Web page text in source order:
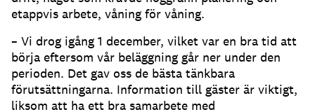
etappvis arbete, våning för våning.
– Vi drog igång 1 december, vilket var en bra tid att
börja eftersom vår beläggning går ner under den
perioden. Det gav oss de bästa tänkbara
förutsättningarna. Information till gäster är viktigt,
liksom att ha ett bra samarbete med